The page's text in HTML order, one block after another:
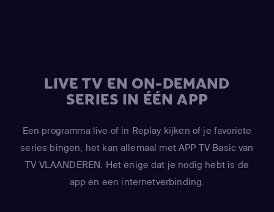
LIVE TV EN ON-DEMAND
SERIES IN ÉÉN APP
Een programma live of in Replay kijken of je favoriete
series bingen, het kan allemaal met APP TV Basic van
TV VLAANDEREN. Het enige dat je nodig hebt is de
app en een internetverbinding.